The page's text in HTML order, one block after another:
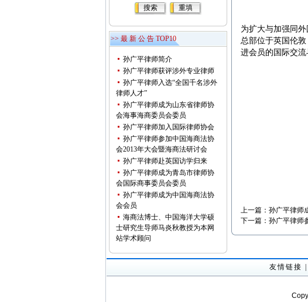
>> 最 新 公 告 TOP10
孙广平律师简介
孙广平律师获评涉外专业律师
孙广平律师入选“全国千名涉外
律师人才”
孙广平律师成为山东省律师协
会海事海商委员会委员
孙广平律师加入国际律师协会
孙广平律师参加中国海商法协
会2013年大会暨海商法研讨会
孙广平律师赴英国访学归来
孙广平律师成为青岛市律师协
会国际商事委员会委员
孙广平律师成为中国海商法协
会会员
海商法博士、中国海洋大学硕
士研究生导师马炎秋教授为本网
站学术顾问
为扩大与加强同
总部位于英国伦
进会员的国际交流
上一篇： 孙广平律师
下一篇： 孙广平律师
友情链接